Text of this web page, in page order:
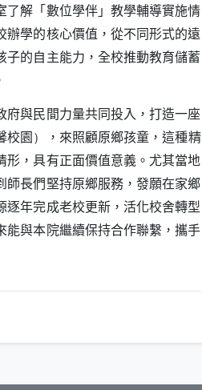
解「數位學伴」教學輔導實施情
學的核心價值，從不同形式的遠
的自主能力，全校推動教育儲蓄
與民間力量共同投入，打造一座
校園）
，來照顧原鄉孩童，這種精
，具有正面價值意義。尤其當地
長們堅持原鄉服務，發願在家鄉
年完成老校更新，活化校舍轉型
與本院繼續保持合作聯繫，攜手